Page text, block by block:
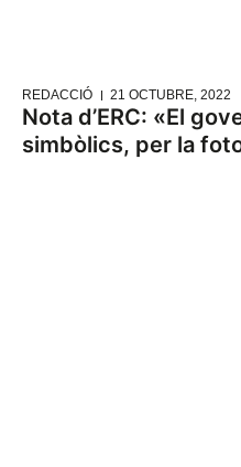
REDACCIÓ 21 OCTUBRE, 2022
Nota d’ERC: «El
simbòlics, per la